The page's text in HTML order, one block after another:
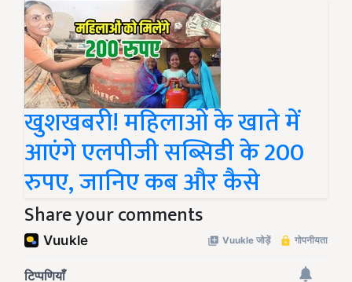
खुशखबरी! महिलाओं के खाते में
आएंगे एलपीजी सब्सिडी के 200
रुपए, जानिए कब और कैसे
Share your comments